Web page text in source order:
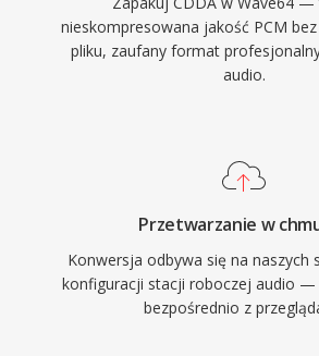
naukowych. Sound Forge,
profesjonalne cyfrowe stacje
zapewniaja natywna obsluge W64
pracuja z dlugimi materiaalami o
wiernosci, W64 oferuje
prostote WAV bez frustrujacego
nieskompresowana jakość PCM
pliku, zaufany format
audio.
Przetwarzanie w
Konwersja odbywa się na naszych
konfiguracji stacji roboczej audio —
bezpośrednio z